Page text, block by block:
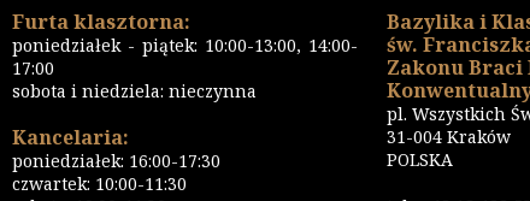
Furta klasztorna:
poniedziałek - piątek: 10:00-13:00, 14:00-
17:00
sobota i niedziela: nieczynna
Kancelaria:
poniedziałek: 16:00-17:30
czwartek: 10:00-11:30
Bazylika i
św.
Zakonu Braci
pl. Wszystkich
31-004 Kraków
POLSKA